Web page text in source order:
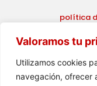
Valoramos tu
Utilizamos cookies
navegación, ofrecer
política
2026 ·